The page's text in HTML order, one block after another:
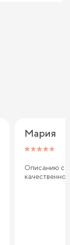
Мария
Описанию
качественно